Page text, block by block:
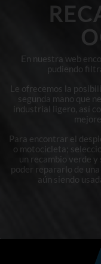
En nuestra web
pudiendo
Le ofrecemos la
segunda mano que
industrial ligero, así
Para encontrar el
o motocicleta;
un recambio verde
poder repararlo de
aún siendo